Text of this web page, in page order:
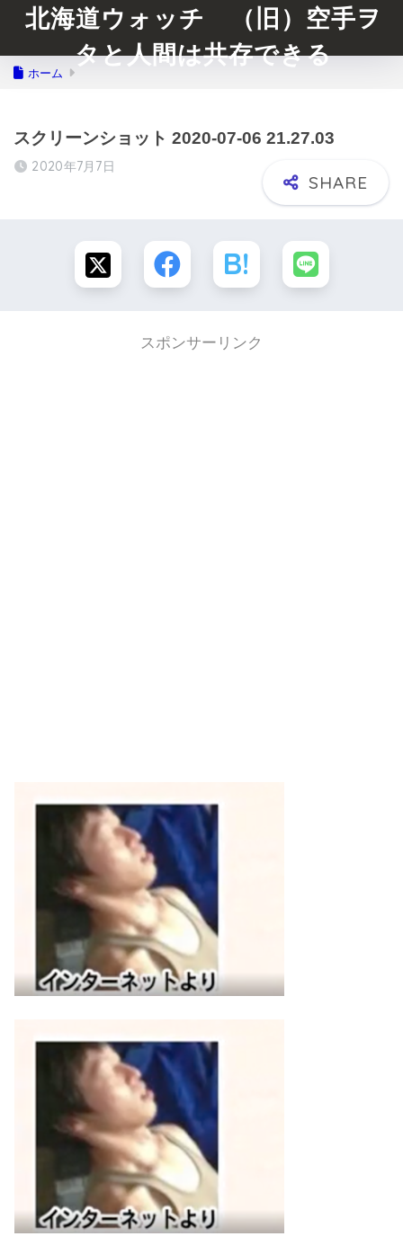
北海道ウォッチ （旧）空手ヲ
タと人間は共存できる
ホーム
スクリーンショット 2020-07-06 21.27.03
2020年7月7日
スポンサーリンク